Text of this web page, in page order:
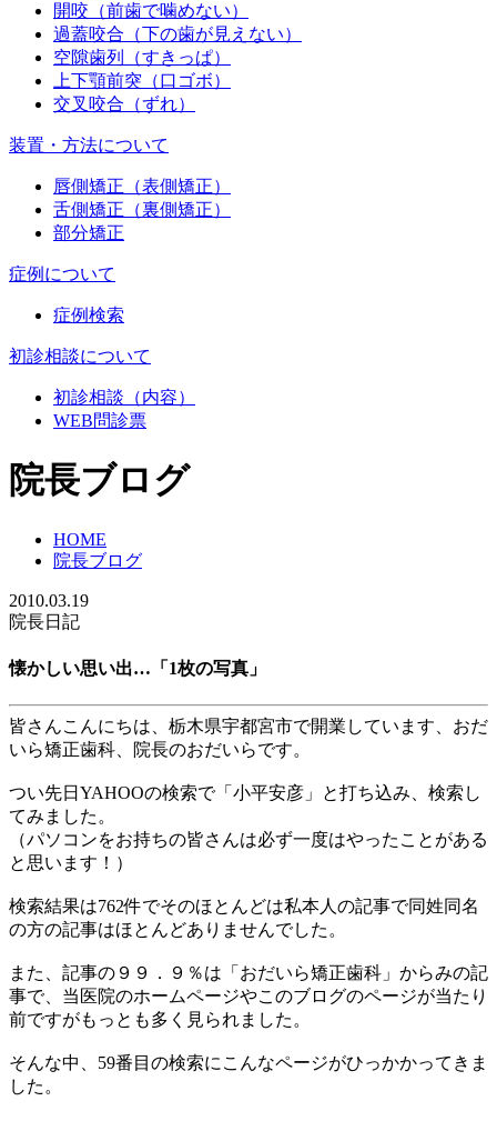
開咬（前歯で噛めない）
過蓋咬合（下の歯が見えない）
空隙歯列（すきっぱ）
上下顎前突（口ゴボ）
交叉咬合（ずれ）
装置・方法について
唇側矯正（表側矯正）
舌側矯正（裏側矯正）
部分矯正
症例について
症例検索
初診相談について
初診相談（内容）
WEB問診票
院長ブログ
HOME
院長ブログ
2010.03.19
院長日記
懐かしい思い出…「1枚の写真」
皆さんこんにちは、栃木県宇都宮市で開業しています、おだ
いら矯正歯科、院長のおだいらです。
つい先日 YAHOOの検索で「小平安彦」と打ち込み、検索し
てみました。
（パソコンをお持ちの皆さんは必ず一度はやったことがある
と思います！）
検索結果は762件でそのほとんどは私本人の記事で同姓同名
の方の記事はほとんどありませんでした。
また、記事の９９．９％は「おだいら矯正歯科」からみの記
事で、当医院のホームページやこのブログのページが当たり
前ですがもっとも多く見られました。
そんな中、 59番目の検索にこんなページがひっかかってきま
した。